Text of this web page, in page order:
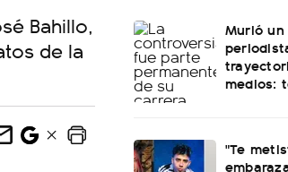
Bahillo,
de la
Murió
medios:
"Te